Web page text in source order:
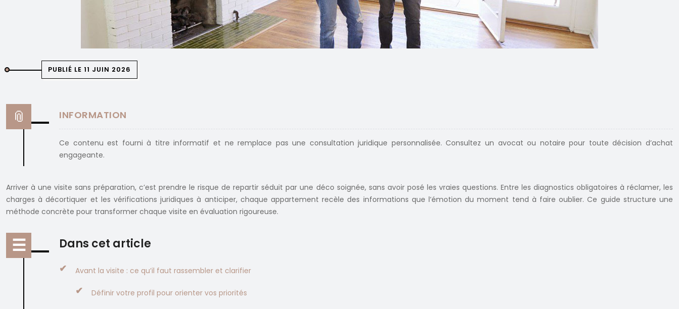
PUBLIÉ LE 11 JUIN 2026
INFORMATION
Ce contenu est fourni à titre informatif et ne remplace pas une consultation juridique personnalisée. Consultez un avocat ou notaire pour toute décision d’achat
engageante.
Arriver à une visite sans préparation, c’est prendre le risque de repartir séduit par une déco soignée, sans avoir posé les vraies questions. Entre les diagnostics obligatoires à réclamer, les
charges à décortiquer et les vérifications juridiques à anticiper, chaque appartement recèle des informations que l’émotion du moment tend à faire oublier. Ce guide structure une
méthode concrète pour transformer chaque visite en évaluation rigoureuse.
Dans cet article
Avant la visite : ce qu’il faut rassembler et clarifier
Définir votre profil pour orienter vos priorités